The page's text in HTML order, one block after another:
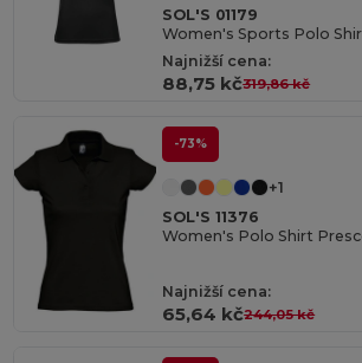
SOL'S 01179
Women's Sports Polo
Najnižší cena:
88,75 kč319,86 kč
-73%
+1
SOL'S 11376
Women's Polo Shirt
Najnižší cena:
65,64 kč244,05 kč